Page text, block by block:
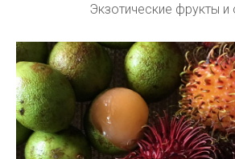
Экзотические фрукты